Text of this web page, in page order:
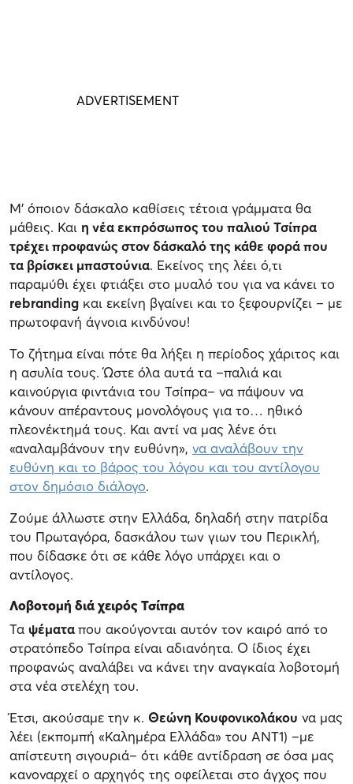
Μ’ όποιον δάσκαλο καθίσεις τέτοια γράμματα θα
μάθεις. Και η νέα εκπρόσωπος του παλιού Τσίπρα
τρέχει προφανώς στον δάσκαλό της κάθε φορά που
τα βρίσκει μπαστούνια. Εκείνος της λέει ό,τι
παραμύθι έχει φτιάξει στο μυαλό του για να κάνει το
rebranding και εκείνη βγαίνει και το ξεφουρνίζει – με
πρωτοφανή άγνοια κινδύνου!
Το ζήτημα είναι πότε θα λήξει η περίοδος χάριτος και
η ασυλία τους. Ώστε όλα αυτά τα –παλιά και
καινούργια φιντάνια του Τσίπρα– να πάψουν να
κάνουν απέραντους μονολόγους για το… ηθικό
πλεονέκτημά τους. Και αντί να μας λένε ότι
«αναλαμβάνουν την ευθύνη», να αναλάβουν την
ευθύνη και το βάρος του λόγου και του αντίλογου
στον δημόσιο διάλογο.
Ζούμε άλλωστε στην Ελλάδα, δηλαδή στην πατρίδα
του Πρωταγόρα, δασκάλου των γιων του Περικλή,
που δίδασκε ότι σε κάθε λόγο υπάρχει και ο
αντίλογος.
Λοβοτομή διά χειρός Τσίπρα
Τα ψέματαπου ακούγονται αυτόν τον καιρό από το
στρατόπεδο Τσίπρα είναι αδιανόητα. Ο ίδιος έχει
προφανώς αναλάβει να κάνει την αναγκαία λοβοτομή
στα νέα στελέχη του.
Έτσι, ακούσαμε την κ. Θεώνη Κουφονικολάκου να μας
λέει (εκπομπή «Καλημέρα Ελλάδα» του ΑΝΤ1) –με
απίστευτη σιγουριά– ότι κάθε αντίδραση σε όσα μας
κανοναρχεί ο αρχηγός της οφείλεται στο άγχος που